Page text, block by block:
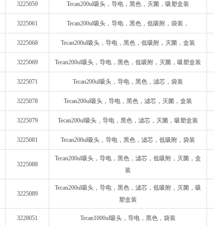
3225059 Tecan200ul吸头，导电，黑色，灭菌，吸塑盒装
3225061 Tecan200ul吸头，导电，黑色，低吸附，袋装，
3225068 Tecan200ul吸头，导电，黑色，低吸附，灭菌，盒装
3225069 Tecan200ul吸头，导电，黑色，低吸附，灭菌，吸塑盒装
3225071 Tecan200ul吸头，导电，黑色，滤芯，袋装
3225078 Tecan200ul吸头，导电，黑色，滤芯，灭菌，盒装
3225079 Tecan200ul吸头，导电，黑色，滤芯，灭菌，吸塑盒装
3225081 Tecan200ul吸头，导电，黑色，滤芯，低吸附，袋装
3225088
Tecan200ul吸头，导电，黑色，滤芯，低吸附，灭菌，盒
装
3225089
Tecan200ul吸头，导电，黑色，滤芯，低吸附，灭菌，吸
塑盒装
3228051 Tecan1000ul吸头，导电，黑色，袋装